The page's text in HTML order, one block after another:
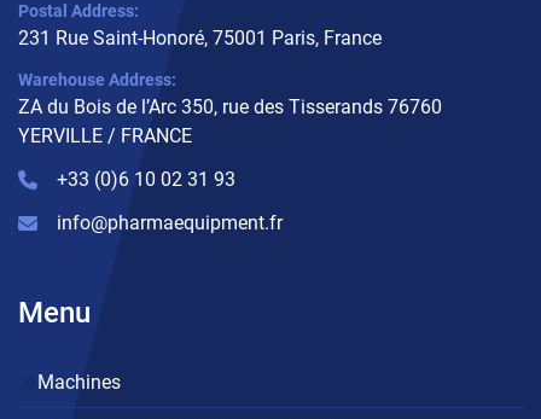
Postal Address:
231 Rue Saint-Honoré, 75001 Paris, France
Warehouse Address:
ZA du Bois de l’Arc 350, rue des Tisserands 76760
YERVILLE / FRANCE
+33 (0)6 10 02 31 93
info@pharmaequipment.fr
Menu
Machines